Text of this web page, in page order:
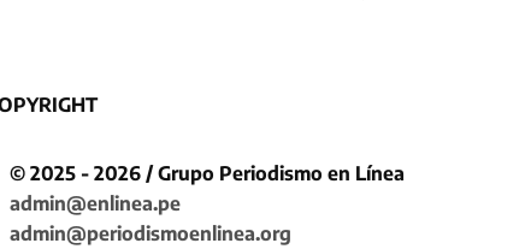
© 2025 - 2026 / Grupo Periodismo en Línea
admin@enlinea.pe
admin@periodismoenlinea.org